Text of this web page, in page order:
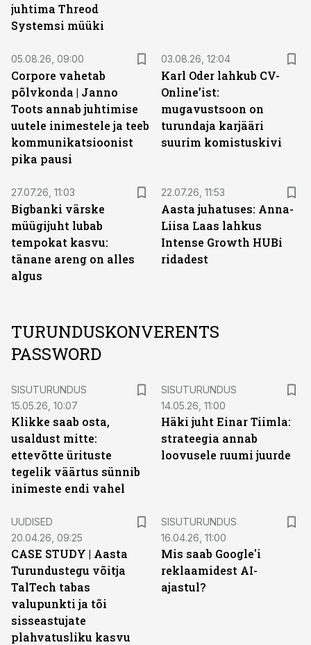
juhtima Threod
Systemsi müüki
05.08.26, 09:00
Corpore vahetab
põlvkonda | Janno
Toots annab juhtimise
uutele inimestele ja teeb
kommunikatsioonist
pika pausi
03.08.26, 12:04
Karl Oder lahkub CV-
Online’ist:
mugavustsoon on
turundaja karjääri
suurim komistuskivi
27.07.26, 11:03
Bigbanki värske
müügijuht lubab
tempokat kasvu:
tänane areng on alles
algus
22.07.26, 11:53
Aasta juhatuses: Anna-
Liisa Laas lahkus
Intense Growth HUBi
ridadest
TURUNDUSKONVERENTS
PASSWORD
SISUTURUNDUS
15.05.26, 10:07
Klikke saab osta,
usaldust mitte:
ettevõtte ürituste
tegelik väärtus sünnib
inimeste endi vahel
SISUTURUNDUS
14.05.26, 11:00
Häki juht Einar Tiimla:
strateegia annab
loovusele ruumi juurde
UUDISED
20.04.26, 09:25
CASE STUDY | Aasta
Turundustegu võitja
TalTech tabas
valupunkti ja tõi
sisseastujate
plahvatusliku kasvu
SISUTURUNDUS
16.04.26, 11:00
Mis saab Google'i
reklaamidest AI-
ajastul?